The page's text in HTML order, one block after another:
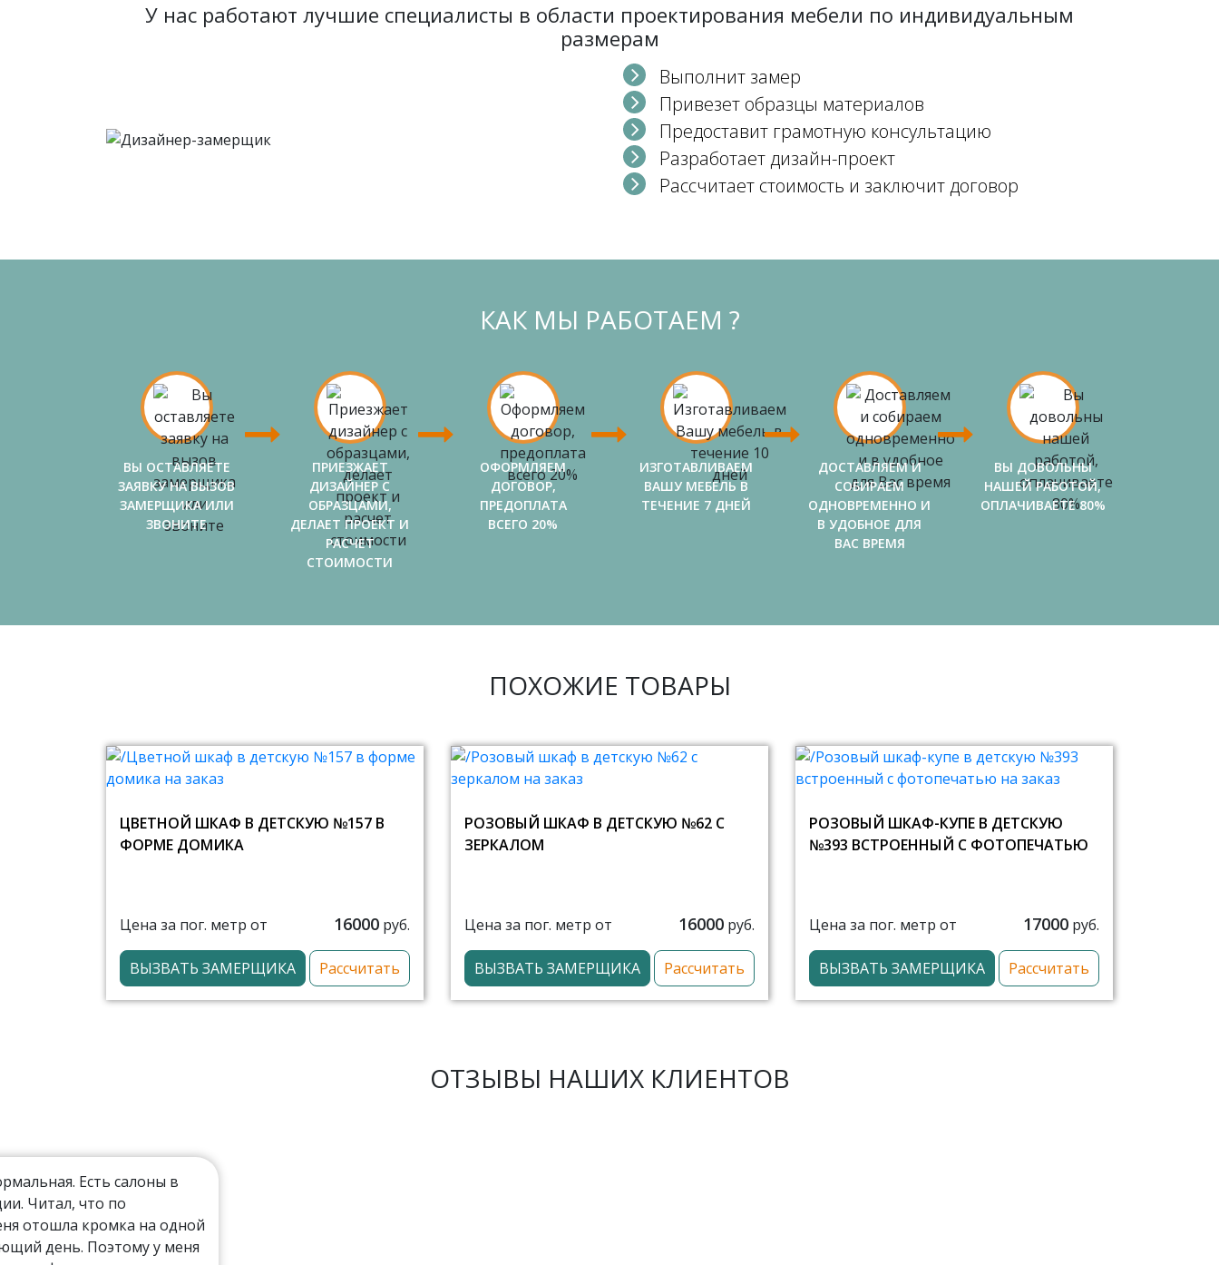
У нас работают лучшие специалисты в области проектирования мебели по индивидуальным
размерам
Выполнит замер
Привезет образцы материалов
Предоставит грамотную консультацию
Разработает дизайн-проект
Рассчитает стоимость и заключит договор
КАК МЫ РАБОТАЕМ ?
ВЫ ОСТАВЛЯЕТЕ
ЗАЯВКУ НА ВЫЗОВ
ЗАМЕРЩИКА ИЛИ
ЗВОНИТЕ
ПРИЕЗЖАЕТ
ДИЗАЙНЕР С
ОБРАЗЦАМИ,
ДЕЛАЕТ ПРОЕКТ И
РАСЧЕТ
СТОИМОСТИ
ОФОРМЛЯЕМ
ДОГОВОР,
ПРЕДОПЛАТА
ВСЕГО 20%
ИЗГОТАВЛИВАЕМ
ВАШУ МЕБЕЛЬ В
ТЕЧЕНИЕ 7 ДНЕЙ
ДОСТАВЛЯЕМ И
СОБИРАЕМ
ОДНОВРЕМЕННО И
В УДОБНОЕ ДЛЯ
ВАС ВРЕМЯ
ВЫ ДОВОЛЬНЫ
НАШЕЙ РАБОТОЙ,
ОПЛАЧИВАЕТЕ 80%
ПОХОЖИЕ ТОВАРЫ
ЦВЕТНОЙ ШКАФ В ДЕТСКУЮ №157 В
ФОРМЕ ДОМИКА
Цена за пог. метр от 16000 руб.
ВЫЗВАТЬ ЗАМЕРЩИКА Рассчитать
РОЗОВЫЙ ШКАФ В ДЕТСКУЮ №62 С
ЗЕРКАЛОМ
Цена за пог. метр от 16000 руб.
ВЫЗВАТЬ ЗАМЕРЩИКА Рассчитать
РОЗОВЫЙ ШКАФ-КУПЕ В ДЕТСКУЮ
№393 ВСТРОЕННЫЙ С ФОТОПЕЧАТЬЮ
Цена за пог. метр от 17000 руб.
ВЫЗВАТЬ ЗАМЕРЩИКА Рассчитать
ОТЗЫВЫ НАШИХ КЛИЕНТОВ
Есть салоны в
Читал, что по
отошла кромка на одной
день. Поэтому у меня